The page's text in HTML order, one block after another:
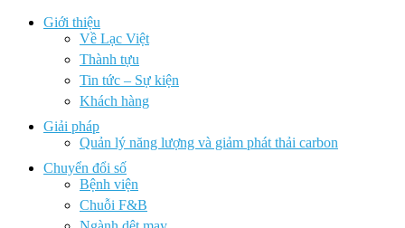
Giới thiệu
Về Lạc Việt
Thành tựu
Tin tức – Sự kiện
Khách hàng
Giải pháp
Quản lý năng lượng và giảm phát thải carbon
Chuyển đổi số
Bệnh viện
Chuỗi F&B